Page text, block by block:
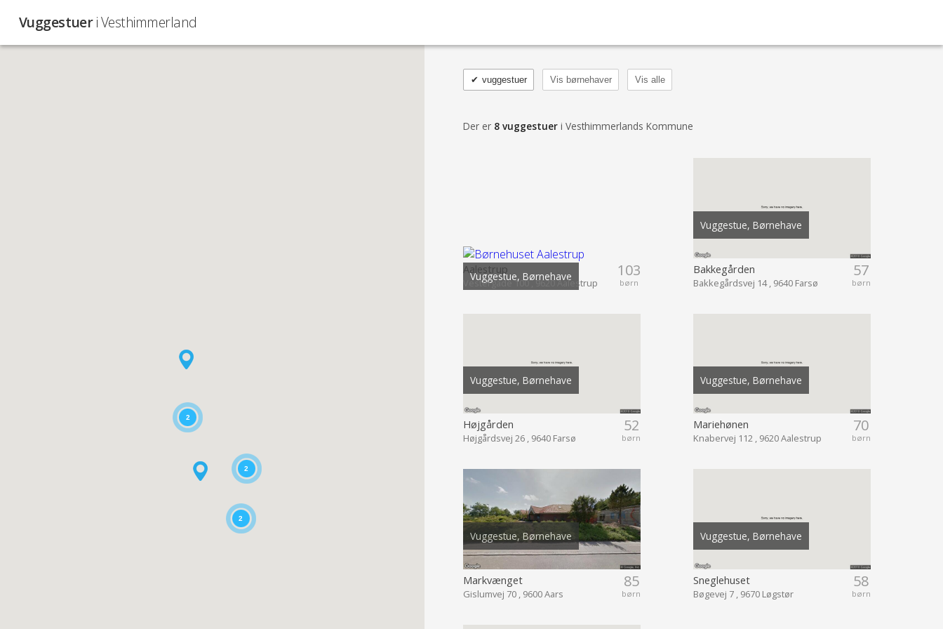
Vuggestueri Vesthimmerland
2
2
2
vuggestuer
✔ Vis børnehaver Vis alle
Der er 8 vuggestuer i Vesthimmerlands Kommune
Vuggestue, Børnehave 103
børn
Aalestrup
Vestergade 100 , 9620 Aalestrup
Vuggestue, Børnehave
57
børn
Bakkegården
Bakkegårdsvej 14 , 9640 Farsø
Vuggestue, Børnehave
52
børn
Højgården
Højgårdsvej 26 , 9640 Farsø
Vuggestue, Børnehave
70
børn
Mariehønen
Knabervej 112 , 9620 Aalestrup
Vuggestue, Børnehave
85
børn
Markvænget
Gislumvej 70 , 9600 Aars
Vuggestue, Børnehave
58
børn
Sneglehuset
Bøgevej 7 , 9670 Løgstør